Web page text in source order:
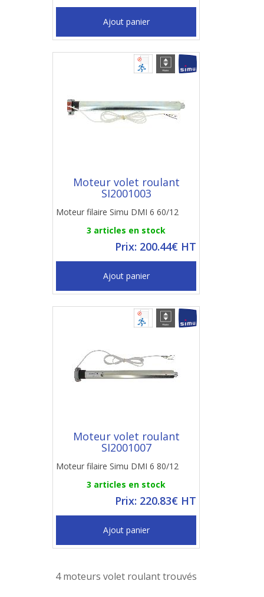
Ajout panier
Moteur volet roulant
SI2001003
Moteur filaire Simu DMI 6 60/12
3 articles en stock
Prix: 200.44€ HT
Ajout panier
Moteur volet roulant
SI2001007
Moteur filaire Simu DMI 6 80/12
3 articles en stock
Prix: 220.83€ HT
Ajout panier
4 moteurs volet roulant trouvés